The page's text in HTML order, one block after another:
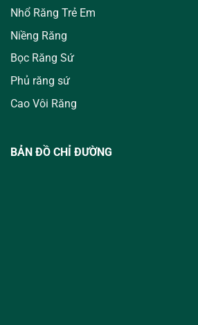
Nhổ Răng Trẻ Em
Niềng Răng
Bọc Răng Sứ
Phủ răng sứ
Cao Vôi Răng
BẢN ĐỒ CHỈ ĐƯỜNG